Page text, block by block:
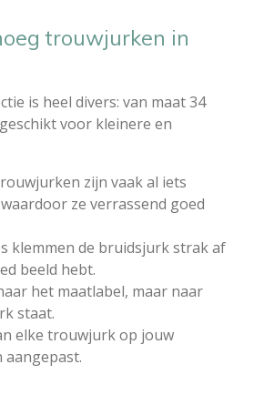
trouwjurken in
is heel divers: van maat 34
voor kleinere en
zijn vaak al iets
waardoor ze verrassend goed
klemmen de bruidsjurk strak af
beeld hebt.
het maatlabel, maar naar
staat.
elke trouwjurk op jouw
aangepast.